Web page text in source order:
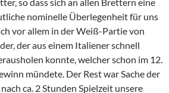
nominelle Überlegenheit für uns
vor allem in der Weiß-Partie von
der aus einem Italiener schnell
konnte, welcher schon im 12.
mündete. Der Rest war Sache der
ca. 2 Stunden Spielzeit unsere